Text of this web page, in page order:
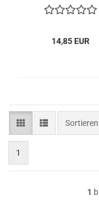
14,85 EUR
1
1